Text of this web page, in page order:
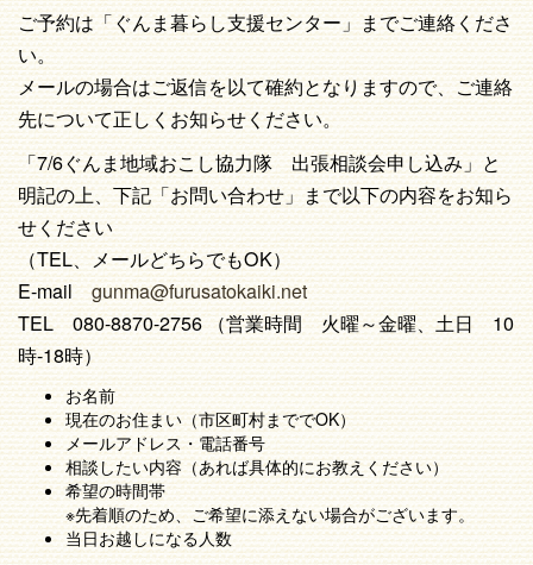
ご予約は「ぐんま暮らし支援センター」までご連絡くださ
い。
メールの場合はご返信を以て確約となりますので、ご連絡
先について正しくお知らせください。
「7/6ぐんま地域おこし協力隊 出張相談会申し込み」と
明記の上、下記「お問い合わせ」まで以下の内容をお知ら
せください
（TEL、メールどちらでもOK）
E-mailgunma@furusatokaiki.net
TEL 080-8870-2756 （営業時間 火曜～金曜、土日 10
時-18時）
お名前
現在のお住まい（市区町村まででOK）
メールアドレス・電話番号
相談したい内容（あれば具体的にお教えください）
希望の時間帯
※先着順のため、ご希望に添えない場合がございます。
当日お越しになる人数